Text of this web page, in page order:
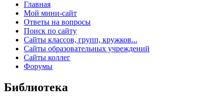
Главная
Мой мини-сайт
Ответы на вопросы
Поиск по сайту
Сайты классов, групп, кружков...
Сайты образовательных учреждений
Сайты коллег
Форумы
Библиотека